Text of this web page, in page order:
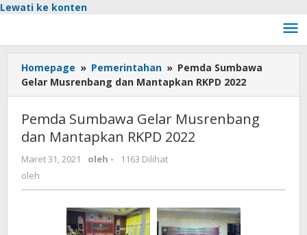
Lewati ke konten
Homepage » Pemerintahan » Pemda Sumbawa
Gelar Musrenbang dan Mantapkan RKPD 2022
Pemda Sumbawa Gelar Musrenbang
dan Mantapkan RKPD 2022
Maret 31, 2021 oleh -
1163 Dilihat
oleh